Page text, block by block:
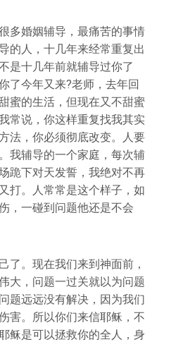
多婚姻辅导，最痛苦的事情
的人，十几年来经常重复出
是十几年前就辅导过你了
了今年又来?老师，去年回
蜜的生活，但现在又不甜蜜
常说，你这样重复找我其实
法，你必须彻底改变。人要
我辅导的一个家庭，每次辅
跪下对天发誓，我绝对不再
打。人常常是这个样子，如
，一碰到问题他还是不会
了。现在我们来到神面前，
大，问题一过关就以为问题
题远远没有解决，因为我们
害。所以你们来信耶稣，不
稣是可以拯救你的全人，身